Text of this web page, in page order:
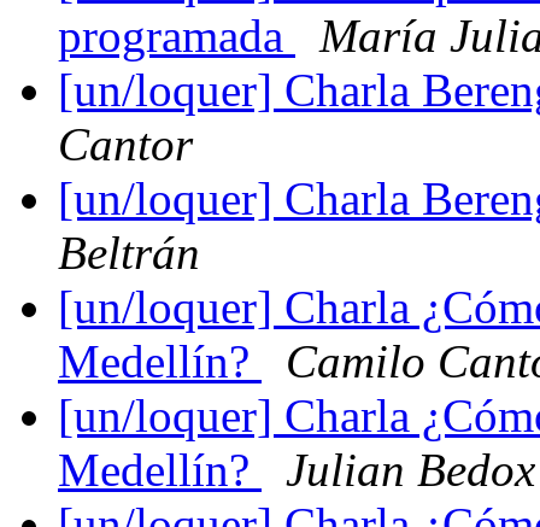
programada
María
[un/loquer] Charla
Cantor
[un/loquer] Charla
Beltrán
[un/loquer] Charla
Medellín?
Camilo
[un/loquer] Charla
Medellín?
Julian Bedox